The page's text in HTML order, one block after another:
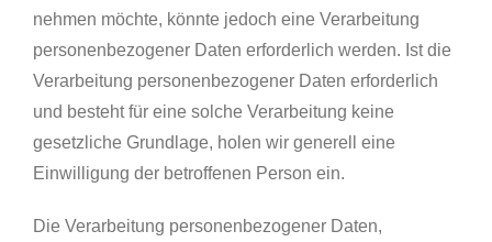
nehmen möchte, könnte jedoch eine Verarbeitung
personenbezogener Daten erforderlich werden. Ist die
Verarbeitung personenbezogener Daten erforderlich
und besteht für eine solche Verarbeitung keine
gesetzliche Grundlage, holen wir generell eine
Einwilligung der betroffenen Person ein.
Die Verarbeitung personenbezogener Daten,